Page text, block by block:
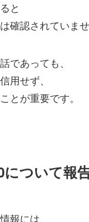
と
確認されていませ
であっても、
用せず、
とが重要です。
について報
報には、